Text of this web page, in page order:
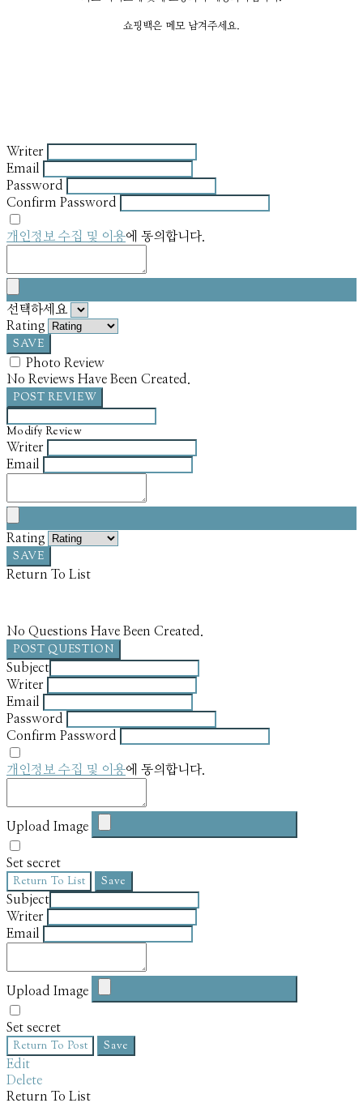
쇼핑백은 메모 남겨주세요.
Writer
Email
Password
Confirm Password
개인정보 수집 및 이용에 동의합니다.
선택하세요
Rating
SAVE
Photo Review
No Reviews Have Been Created.
POST REVIEW
Modify Review
Writer
Email
Rating
SAVE
Return To List
No Questions Have Been Created.
POST QUESTION
Subject
Writer
Email
Password
Confirm Password
개인정보 수집 및 이용에 동의합니다.
Upload Image
Set secret
Return To List Save
Subject
Writer
Email
Upload Image
Set secret
Return To Post Save
Edit
Delete
Return To List